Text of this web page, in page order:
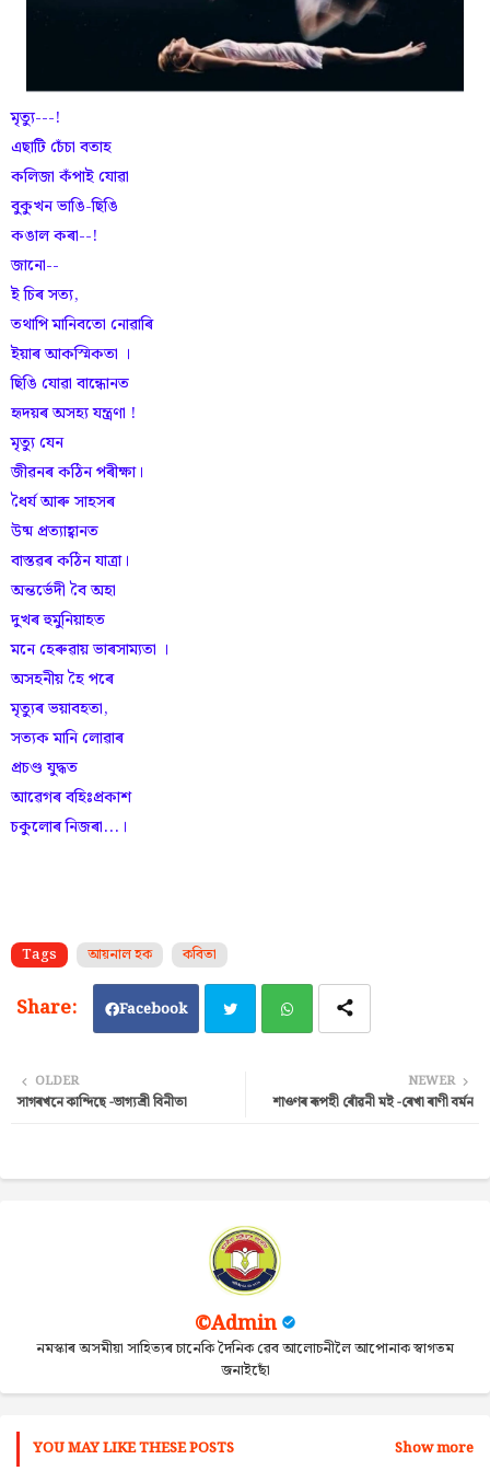
মৃত্যু---!
এছাটি চেঁচা বতাহ
কলিজা কঁপাই যোৱা
বুকুখন ভাঙি-ছিঙি
কঙাল কৰা--!
জানো--
ই চিৰ সত্য,
তথাপি মানিবতো নোৱাৰি
ইয়াৰ আকস্মিকতা ।
ছিঙি যোৱা বান্ধোনত
হৃদয়ৰ অসহ্য যন্ত্ৰণা !
মৃত্যু যেন
জীৱনৰ কঠিন পৰীক্ষা।
ধৈৰ্য আৰু সাহসৰ
উষ্ম প্ৰত্যাহ্বানত
বাস্তৱৰ কঠিন যাত্ৰা।
অন্তৰ্ভেদী বৈ অহা
দুখৰ হুমুনিয়াহত
মনে হেৰুৱায় ভাৰসাম্যতা ।
অসহনীয় হৈ পৰে
মৃত্যুৰ ভয়াবহতা,
সত্যক মানি লোৱাৰ
প্ৰচণ্ড যুদ্ধত
আৱেগৰ বহিঃপ্ৰকাশ
চকুলোৰ নিজৰা...।
Tags আয়নাল হক কবিতা
Facebook
ats
NEWER
শাওণৰ ৰূপহী ৰোঁৱনী মই -ৰেখা ৰাণী বৰ্মন
OLDER
সাগৰখনে কান্দিছে -ভাগ্যশ্ৰী বিনীতা
©Admin
নমস্কাৰ অসমীয়া সাহিত্যৰ চানেকি দৈনিক ৱেব আলোচনীলৈ আপোনাক স্বাগতম
জনাইছোঁ
YOU MAY LIKE THESE POSTS Show more